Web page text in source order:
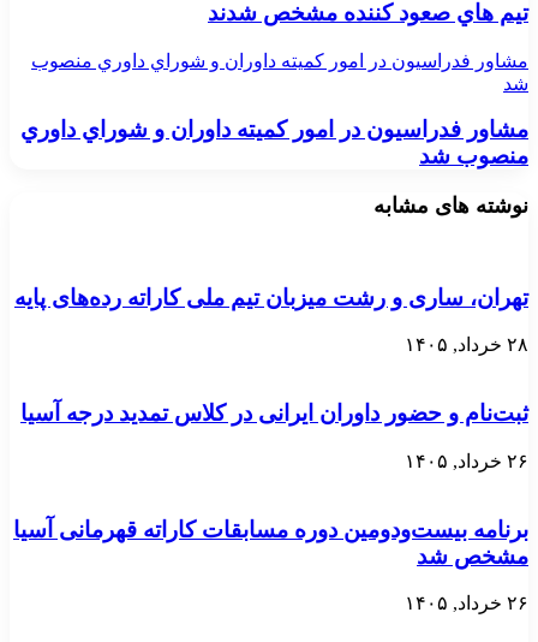
تيم هاي صعود كننده مشخص شدند
مشاور فدراسيون در امور كميته داوران و شوراي داوري منصوب
شد
مشاور فدراسيون در امور كميته داوران و شوراي داوري
منصوب شد
نوشته های مشابه
تهران، ساری و رشت میزبان تیم ملی کاراته رده‌های پایه
۲۸ خرداد, ۱۴۰۵
ثبت‌نام و حضور داوران ایرانی در کلاس تمدید درجه آسیا
۲۶ خرداد, ۱۴۰۵
برنامه بیست‌ودومین دوره مسابقات کاراته قهرمانی آسیا
مشخص شد
۲۶ خرداد, ۱۴۰۵